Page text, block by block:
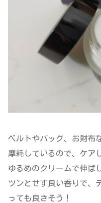
ベルトやバッグ、お財布
摩耗しているので、ケア
ゆるめのクリームで伸ば
ツンとせず良い香りで、
っても良さそう！